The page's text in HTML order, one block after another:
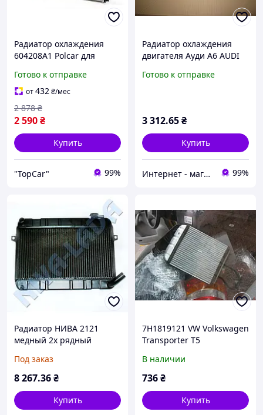
Радиатор охлаждения
604208A1 Polcar для
(2003 2006)
Готово к отправке
от432₴/мес
2 590₴
2 878 ₴
Купить
"TopCar" 99%
Радиатор охлаждения
двигателя Ауди А6 AUDI
(пр-во Nissens)
Готово к отправке
3 312.65₴
Купить
Интернет - магазин Автозапчасти 99%
Радиатор НИВА 2121
медный 2х рядный
Под заказ
8 267.36₴
Купить
7H1819121 VW Volkswagen
Transporter T5
Транспортер Т5)2.5
радиатор печки
В наличии
736₴
Купить